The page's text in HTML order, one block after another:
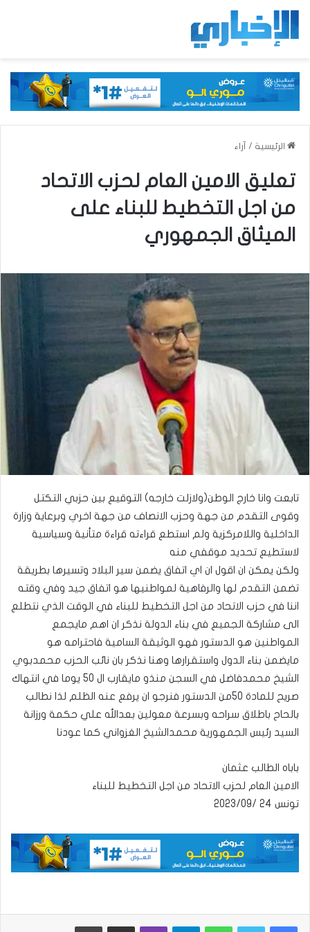
الرئيسية / آراء
تعليق الامين العام لحزب الاتحاد
من اجل التخطيط للبناء على
الميثاق الجمهوري
تابعت وانا خارج الوطن(ولازلت خارجه) التوقيع بين حزبي التكتل
وقوى التقدم من جهة وحزب الانصاف من جهة اخري وبرعاية وزارة
الداخلية واللامركزية ولم استطع قراءته قراءة متأنية وسياسية
لاستطيع تحديد موقفي منه
ولكن يمكن ان اقول ان اي اتفاق يضمن سير البلاد وتسيرها بطريقة
تضمن التقدم لها والرفاهية لمواطنيها هو اتفاق جيد وفي وقته
اننا في حزب الاتحاد من اجل التخطيط للبناء في الوقت الذي نتطلع
الى مشاركة الجميع في بناء الدولة نذكر ان اهم مايجمع
المواطنين هو الدستور فهو الوثيقة السامية فاحترامه هو
مايضمن بناء الدول واستقرارها وهنا نذكر بان نائب الحزب محمدبوي
الشيخ محمدفاضل في السجن منذو مايقارب ال 50 يوما في انتهاك
صريح للمادة 50من الدستور فنرجو ان يرفع عنه الظلم لذا نطالب
بالحاح باطلاق سراحه وبسرعة معولين بعدالله علي حكمة ورزانة
السيد رئيس الجمهورية محمدالشيخ الغزواني كما عودنا
باباه الطالب عثمان
الامين العام لحزب الاتحاد من اجل التخطيط للبناء
تونس 24 /2023/09
واتساب تيلقرام ڤايبر مشاركة عبر البريد طباعة